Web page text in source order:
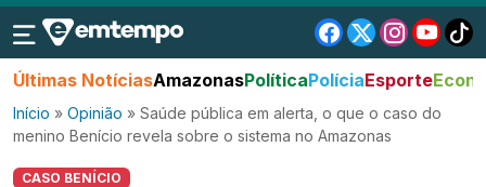
Últimas NotíciasAmazonasPolíticaPolíciaEsporte
Início » Opinião » Saúde pública em alerta, o que o caso do
menino Benício revela sobre o sistema no Amazonas
CASO BENÍCIO